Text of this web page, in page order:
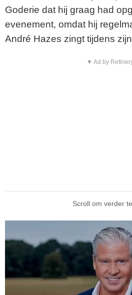
Goderie dat hij graag had
evenement, omdat hij
André Hazes zingt tijdens
▼ Ad by
Scroll om verder